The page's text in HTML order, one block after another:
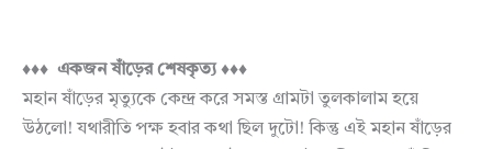
♦♦♦ একজন ষাঁড়ের শেষকৃত্য ♦♦♦
মহান ষাঁড়ের মৃত্যুকে কেন্দ্র করে সমস্ত গ্রামটা তুলকালাম হয়ে
উঠলো! যথারীতি পক্ষ হবার কথা ছিল দুটো! কিন্তু এই মহান ষাঁড়ের